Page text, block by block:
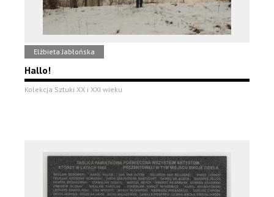
Elżbieta Jabłońska
Hallo!
Kolekcja Sztuki XX i XXI wieku